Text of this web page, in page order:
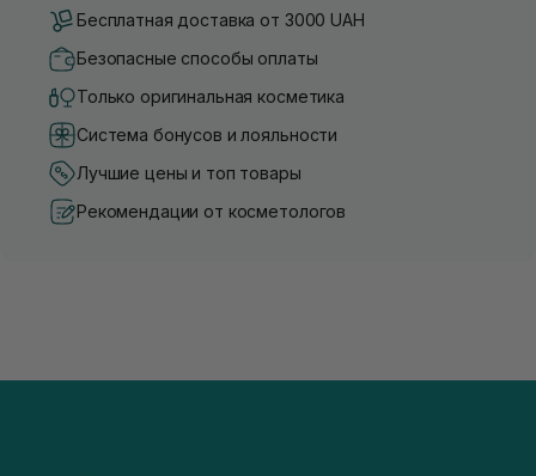
Бесплатная доставка от 3000 UAH
Безопасные способы оплаты
Только оригинальная косметика
Система бонусов и лояльности
Лучшие цены и топ товары
Рекомендации от косметологов